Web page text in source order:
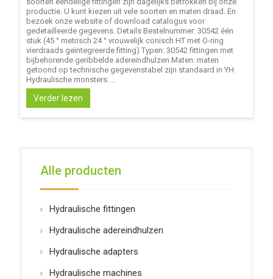
productie. U kunt kiezen uit vele soorten en maten draad. En
bezoek onze website of download catalogus voor
gedetailleerde gegevens. Details Bestelnummer: 30542 één
stuk (45 ° metrisch 24 ° vrouwelijk conisch HT met O-ring
vierdraads geïntegreerde fitting) Typen: 30542 fittingen met
bijbehorende geribbelde adereindhulzen Maten: maten
getoond op technische gegevenstabel zijn standaard in YH
Hydraulische monsters: ...
Verder lezen
Alle producten
Hydraulische fittingen
Hydraulische adereindhulzen
Hydraulische adapters
Hydraulische machines